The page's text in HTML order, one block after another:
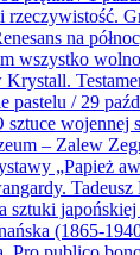
rzeczywistość.
na
wszystko
Krystall.
pastelu / 29
wojennej
– Zalew
„Papież
sztuki
(1865-